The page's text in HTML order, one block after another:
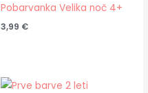
Pobarvanka Velika noč 4+
3,99 €